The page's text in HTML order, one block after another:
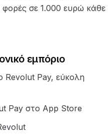
φορές σε 1.000 ευρώ κάθε
εμπόριο
Revolut Pay, εύκολη
Pay στο App Store